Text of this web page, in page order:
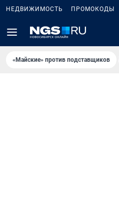
НЕДВИЖИМОСТЬ ПРОМОКОДЫ
«Майские» против подставщиков